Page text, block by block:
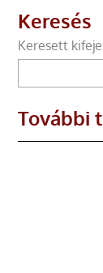
Keresés
Keresett
További